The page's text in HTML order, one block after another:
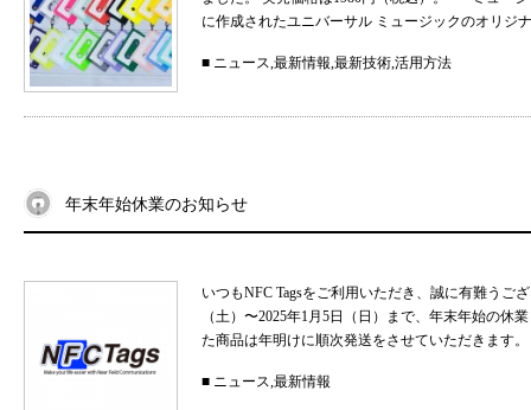
に作成されたユニバーサル ミュージックのオリジ
■ ニュース,最新情報,最新技術,活用方法
年末年始休業のお知らせ
いつもNFC Tagsをご利用いただき、誠に有難う
（土）〜2025年1月5日（日）まで、年末年始の
た商品は年明けに順次発送をさせていただきま
■ ニュース,最新情報